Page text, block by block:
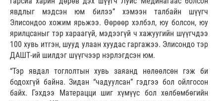
явдлыг мэдсэн юм билээ” хэмээн талбайн шүүгч
Элисондоо хожим ярьжээ. Өөрөөр хэлбэл, юу болсон, юу
ярилцсаныг тэр хараагүй, мэдээгүй ч хажуугийн шүүгчдээ
100 хувь итгэн, шууд улаан хуудас гаргажээ. Элисондо тэр
ДАШТ-ий шилдэг шүүгчээр нэрлэгдсэн юм.
“Тэр явдал тоглолтын хувь заяанд нөлөөлсөн гэж би
бодохгүй байна. Зидан “чадуулсан” гэдгээ бол ойлгосон
байх. Гэхдээ Матерацци шиг хүмүүс бол хөлбөмбөгийн